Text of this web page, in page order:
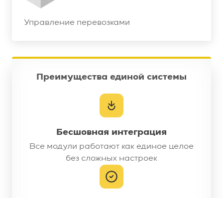
Управление перевозками
Преимущества единой системы
Бесшовная интеграция
Все модули работают как единое целое
без сложных настроек